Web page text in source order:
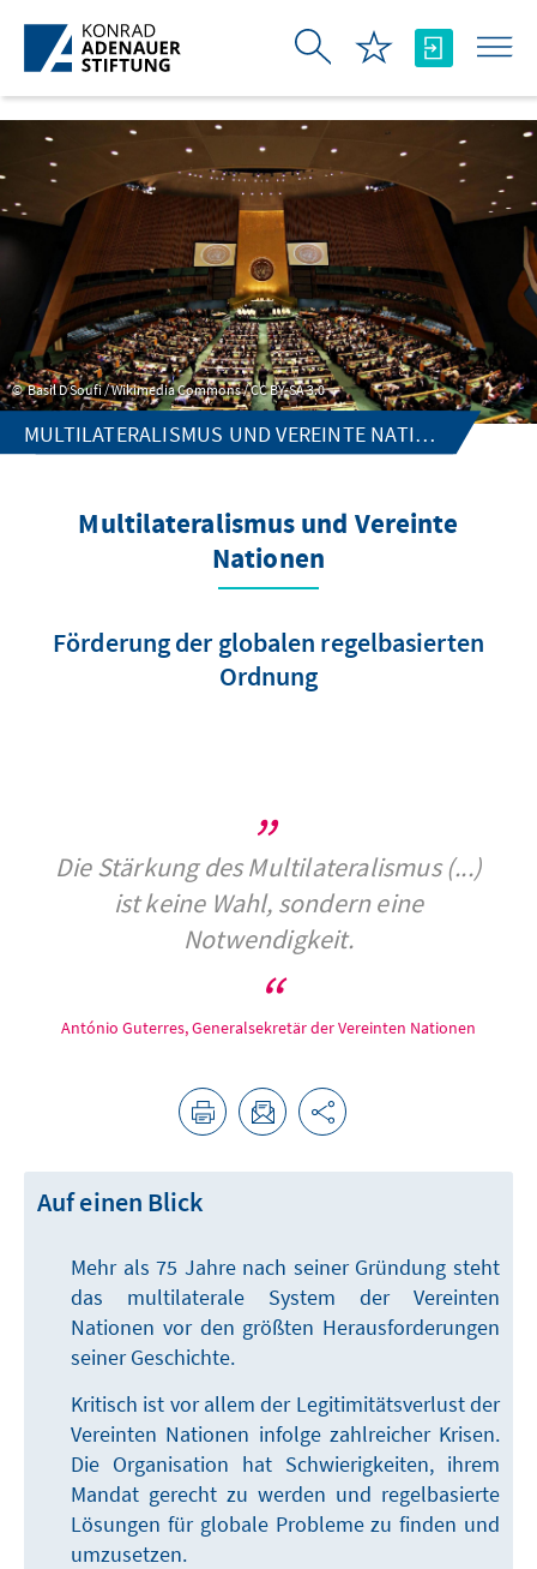
Skip to Main Content
Basil D Soufi / Wikimedia Commons / CC BY-SA 3.0
MULTILATERALISMUS UND VEREINTE NATIONEN
Multilateralismus und Vereinte
Nationen
Förderung der globalen regelbasierten
Ordnung
Die Stärkung des Multilateralismus (...)
ist keine Wahl, sondern eine
Notwendigkeit.
António Guterres, Generalsekretär der Vereinten Nationen
Auf einen Blick
Mehr als 75 Jahre nach seiner Gründung steht
das multilaterale System der Vereinten
Nationen vor den größten Herausforderungen
seiner Geschichte.
Kritisch ist vor allem der Legitimitätsverlust der
Vereinten Nationen infolge zahlreicher Krisen.
Die Organisation hat Schwierigkeiten, ihrem
Mandat gerecht zu werden und regelbasierte
Lösungen für globale Probleme zu finden und
umzusetzen.